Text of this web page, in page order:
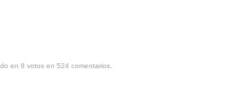
en 8 votos en 524 comentarios.